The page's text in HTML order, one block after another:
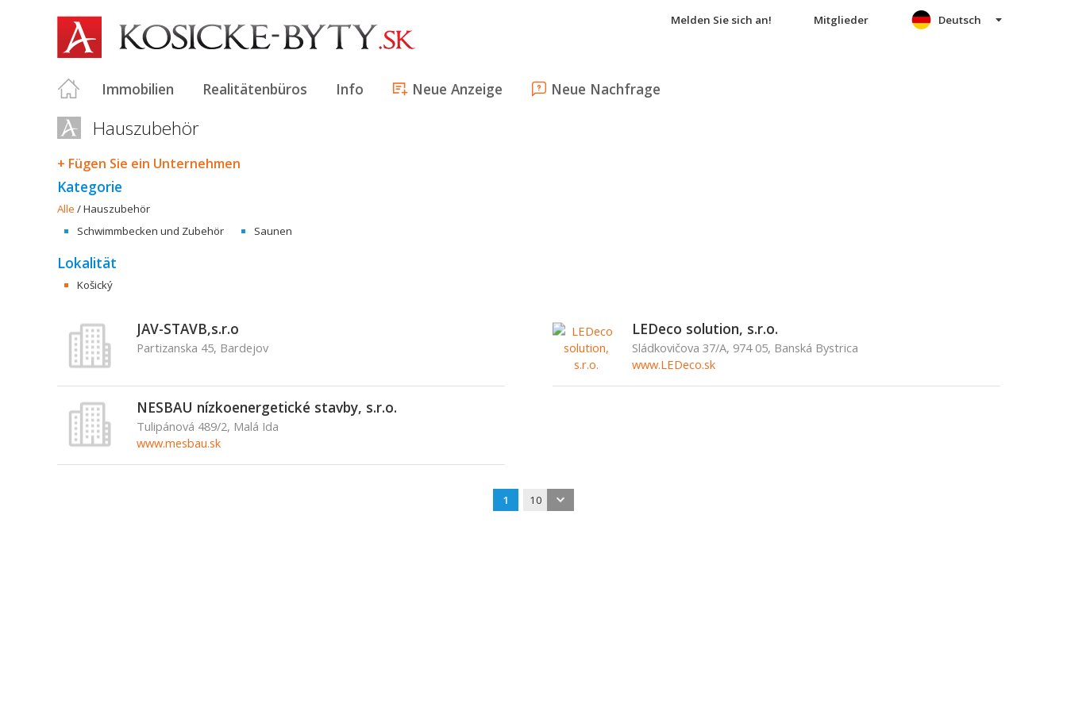
Melden Sie sich an! Mitglieder
Immobilien Realitätenbüros Info Neue Anzeige Neue Nachfrage
Deutsch
Hauszubehör
+ Fügen Sie ein Unternehmen
Kategorie
Alle /Hauszubehör
Schwimmbecken und Zubehör
Saunen
Lokalität
Košický
JAV-STAVB,s.r.o
Partizanska 45, Bardejov
LEDeco solution, s.r.o.
Sládkovičova 37/A, 974 05, Banská Bystrica
www.LEDeco.sk
NESBAU nízkoenergetické stavby, s.r.o.
Tulipánová 489/2, Malá Ida
www.mesbau.sk
1 10